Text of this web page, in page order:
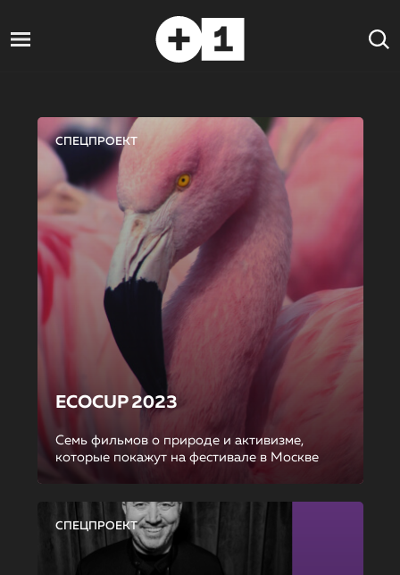
СПЕЦПРОЕКТ
ECOCUP 2023
Семь фильмов о природе и активизме,
которые покажут на фестивале в Москве
СПЕЦПРОЕКТ